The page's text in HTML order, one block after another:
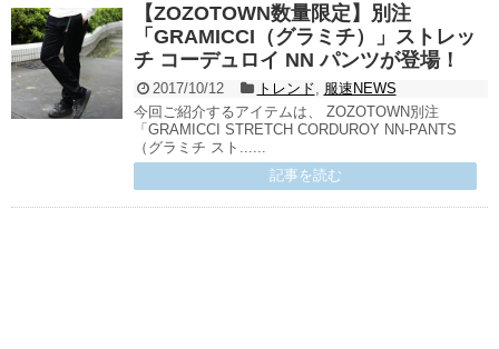
【ZOZOTOWN数量限定】別注
「GRAMICCI（グラミチ）」ストレッ
チ コーデュロイ NN パンツが登場！
2017/10/12 トレンド
服速NEWS
今回ご紹介するアイテムは、 ZOZOTOWN別注
「GRAMICCI STRETCH CORDUROY NN-PANTS
（グラミチ スト......
記事を読む